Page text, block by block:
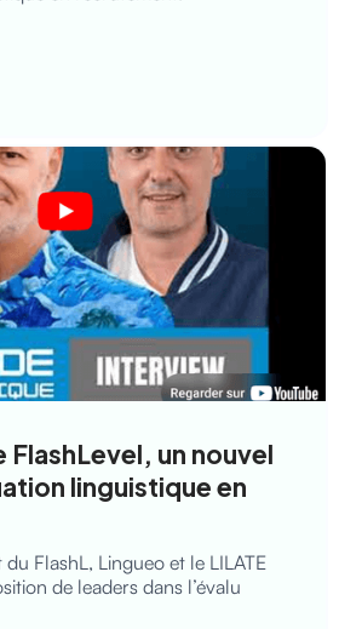
FlashLevel, un nouvel
linguistique en
FlashL, Lingueo et le LILATE
de leaders dans l’évalu